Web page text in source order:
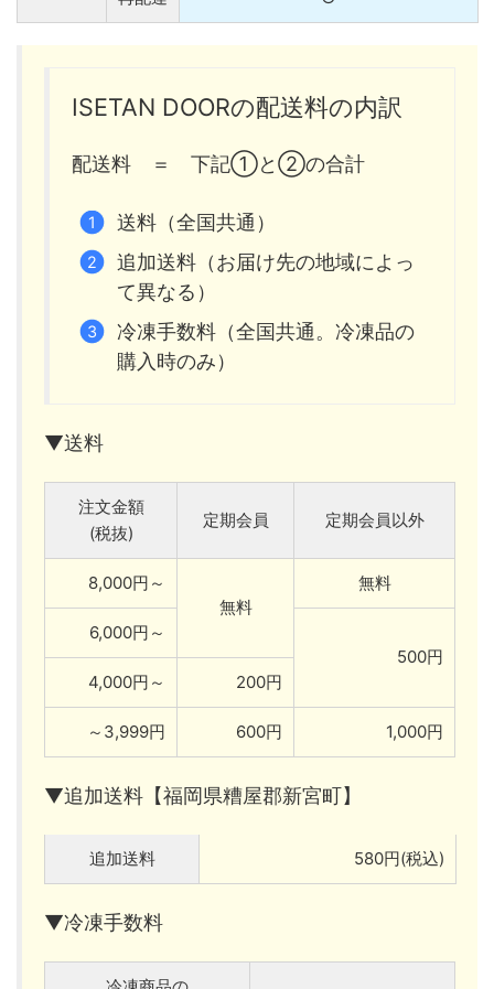
ISETAN DOORの配送料の内訳
配送料 ＝ 下記①と②の合計
送料（全国共通）
追加送料（お届け先の地域によっ
て異なる）
冷凍手数料（全国共通。冷凍品の
購入時のみ）
▼送料
注文金額
(税抜)
定期会員 定期会員以外
8,000円～
無料
無料
6,000円～
500円
4,000円～
200円
～3,999円 600円 1,000円
▼追加送料【福岡県糟屋郡新宮町】
追加送料 580円(税込)
▼冷凍手数料